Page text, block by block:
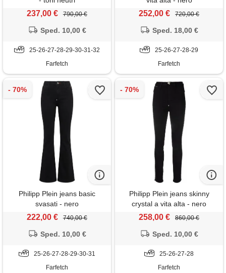
237,00 € 790,00 €
Sped. 10,00 €
25-26-27-28-29-30-31-32
Farfetch
252,00 € 720,00 €
Sped. 18,00 €
25-26-27-28-29
Farfetch
Philipp Plein jeans basic
svasati - nero
222,00 € 740,00 €
Sped. 10,00 €
25-26-27-28-29-30-31
Farfetch
Philipp Plein jeans skinny
crystal a vita alta - nero
258,00 € 860,00 €
Sped. 10,00 €
25-26-27-28
Farfetch